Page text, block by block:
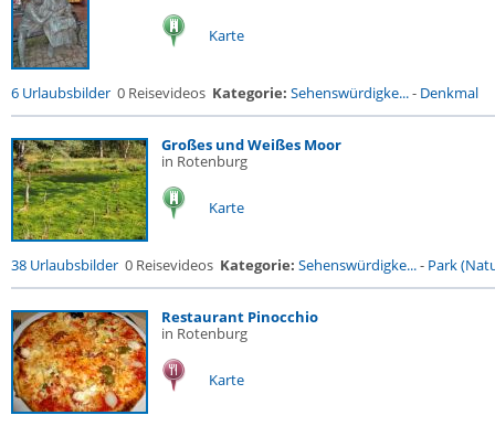
Karte
6 Urlaubsbilder 0 Reisevideos Kategorie: Sehenswürdigke...- Denkmal
Großes und Weißes Moor
in Rotenburg
Karte
38 Urlaubsbilder 0 Reisevideos Kategorie: Sehenswürdigke...- Park
Restaurant Pinocchio
in Rotenburg
Karte